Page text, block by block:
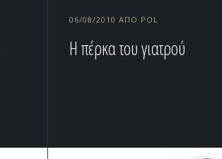
06/08/2010 ΑΠΌ POL
Η πέρκα του γιατρού